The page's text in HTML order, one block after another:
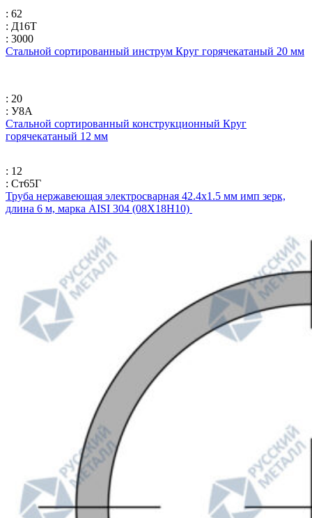
: 62
: Д16Т
: 3000
Стальной сортированный инструм Круг горячекатаный 20 мм
: 20
: У8А
Стальной сортированный конструкционный Круг
горячекатаный 12 мм
: 12
: Ст65Г
Труба нержавеющая электросварная 42.4х1.5 мм имп зерк,
длина 6 м, марка AISI 304 (08Х18Н10)